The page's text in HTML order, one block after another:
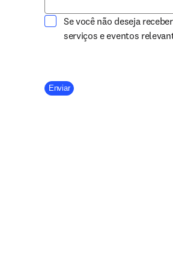
Se você não deseja
serviços e eventos
Company Division
Enviar